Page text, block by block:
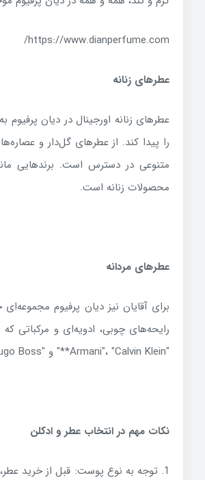
https://www.dianperfume.com/
عطرهای زنانه
عطرهای زنانه اورجینال در دیان
را پیدا کند. از عطرهای گل‌دار و
محصولات زنانه است.
عطرهای مردانه
برای آقایان نیز دیان پرفیوم
رایحه‌های چوبی، ادویه‌ای و مرکباتی
"Armani"، "Calvin Klein**" و "Hugo Boss" می‌توانید عطر مورد نظر خود را انتخاب کنید.
نکات مهم در انتخاب عطر و ادکلن
1. توجه به نوع پوست: قبل از خرید